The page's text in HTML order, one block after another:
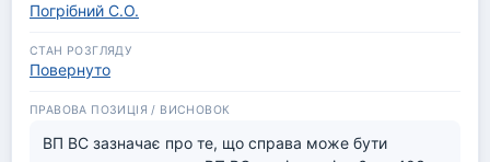
Погрібний С.О.
Повернуто
ВП ВС зазначає про те, що справа може бути